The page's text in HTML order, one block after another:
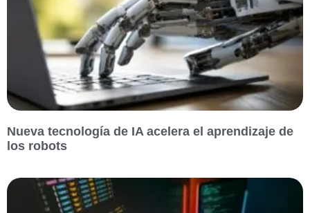
Nueva tecnología de IA acelera el aprendizaje de
los robots